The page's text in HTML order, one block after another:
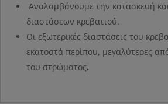
Αναλαμβάνουμε την κατασκευή
διαστάσεων κρεβατιού.
Οι εξωτερικές διαστάσεις του
εκατοστά περίπου, μεγαλύτερες
του στρώματος.